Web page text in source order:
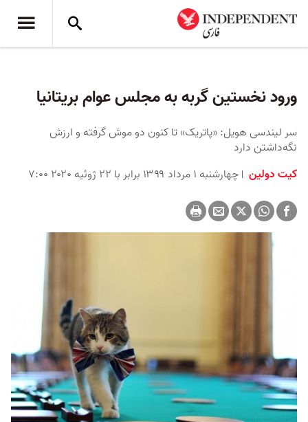
ورود نخستین گربه به مجلس عوام بریتانیا
سر لیندسی هویل: «پاتریک» تا کنون دو موش گرفته و ارزش
نگه‌داشتن دارد
کیت دولین چهارشنبه ۱ مرداد ۱۳۹۹ برابر با ۲۲ ژوئیه ۲۰۲۰ ۷:۰۰